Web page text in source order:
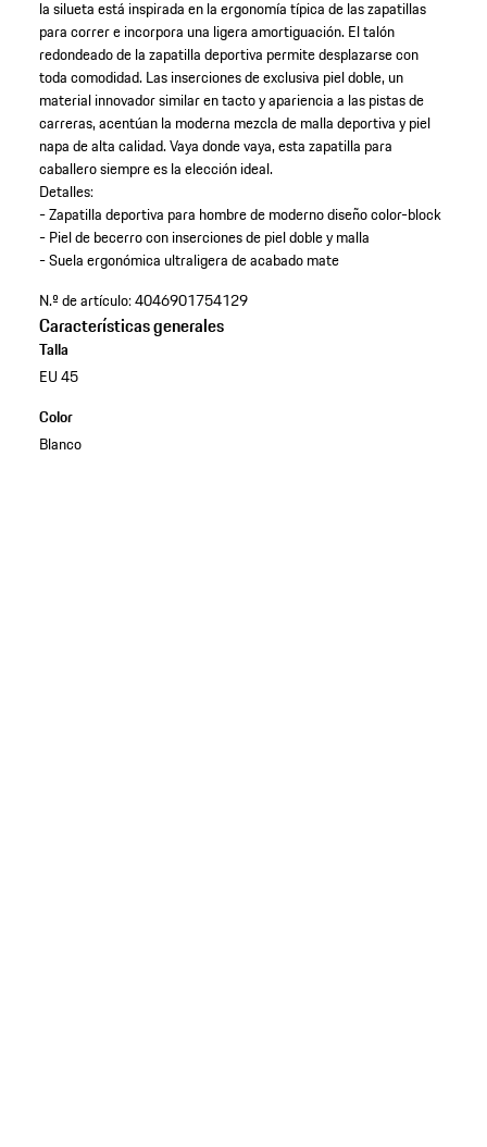
la silueta está inspirada en la ergonomía típica de las zapatillas
para correr e incorpora una ligera amortiguación. El talón
redondeado de la zapatilla deportiva permite desplazarse con
toda comodidad. Las inserciones de exclusiva piel doble, un
material innovador similar en tacto y apariencia a las pistas de
carreras, acentúan la moderna mezcla de malla deportiva y piel
napa de alta calidad. Vaya donde vaya, esta zapatilla para
caballero siempre es la elección ideal.
Detalles:
- Zapatilla deportiva para hombre de moderno diseño color-block
- Piel de becerro con inserciones de piel doble y malla
- Suela ergonómica ultraligera de acabado mate
N.º de artículo:4046901754129
Características generales
Talla
EU 45
Color
Blanco